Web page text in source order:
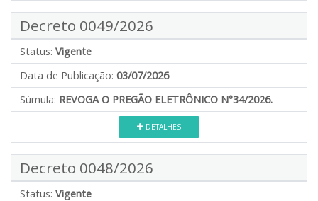
Decreto 0049/2026
Status: Vigente
Data de Publicação: 03/07/2026
Súmula: REVOGA O PREGÃO ELETRÔNICO N°34/2026.
DETALHES
Decreto 0048/2026
Status: Vigente